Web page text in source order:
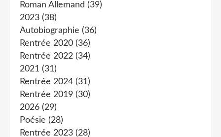
Roman Allemand (39)
2023 (38)
Autobiographie (36)
Rentrée 2020 (36)
Rentrée 2022 (34)
2021 (31)
Rentrée 2024 (31)
Rentrée 2019 (30)
2026 (29)
Poésie (28)
Rentrée 2023 (28)